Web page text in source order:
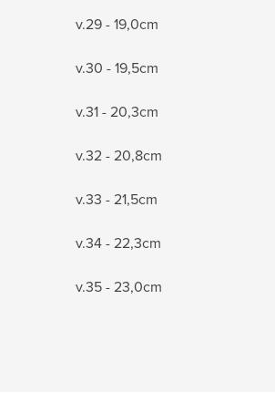
v.29 - 19,0cm
v.30 - 19,5cm
v.31 - 20,3cm
v.32 - 20,8cm
v.33 - 21,5cm
v.34 - 22,3cm
v.35 - 23,0cm